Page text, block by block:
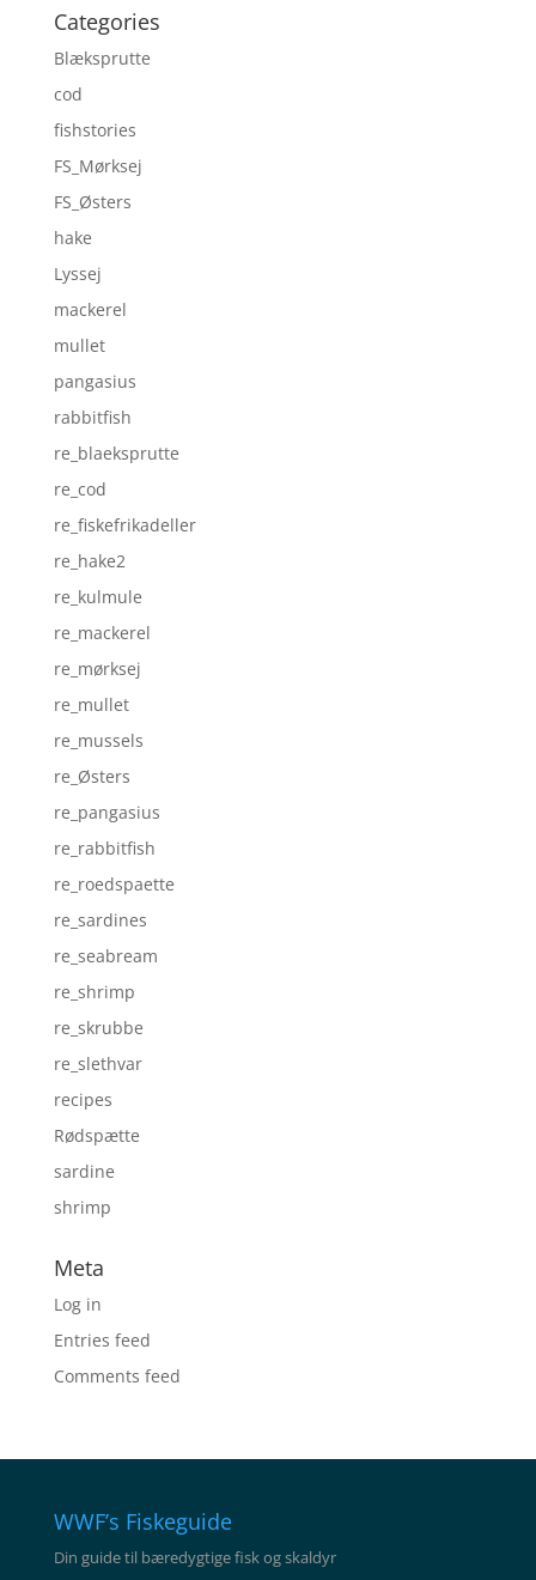
Categories
Blæksprutte
cod
fishstories
FS_Mørksej
FS_Østers
hake
Lyssej
mackerel
mullet
pangasius
rabbitfish
re_blaeksprutte
re_cod
re_fiskefrikadeller
re_hake2
re_kulmule
re_mackerel
re_mørksej
re_mullet
re_mussels
re_Østers
re_pangasius
re_rabbitfish
re_roedspaette
re_sardines
re_seabream
re_shrimp
re_skrubbe
re_slethvar
recipes
Rødspætte
sardine
shrimp
Meta
Log in
Entries feed
Comments feed
WWF’s Fiskeguide
Din guide til bæredygtige fisk og skaldyr